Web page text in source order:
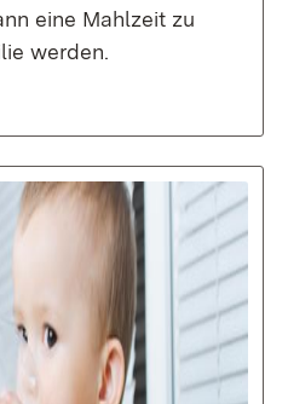
eine Mahlzeit zu
werden.